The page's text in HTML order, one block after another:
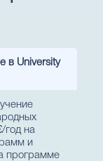
в University
год на
и
программе